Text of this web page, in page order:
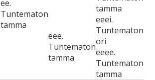
ee.
Tuntematon
tamma
tamma
eee.
Tuntematon
tamma
eeei.
Tuntematon
ori
eeee.
Tuntematon
tamma